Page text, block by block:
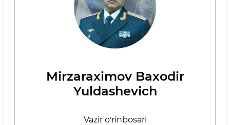
Mirzaraximov Baxodir
Yuldashevich
Vazir oʼrinbosari